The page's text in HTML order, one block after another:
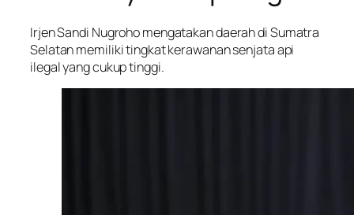
Irjen Sandi Nugroho mengatakan daerah di Sumatra
Selatan memiliki tingkat kerawanan senjata api
ilegal yang cukup tinggi.